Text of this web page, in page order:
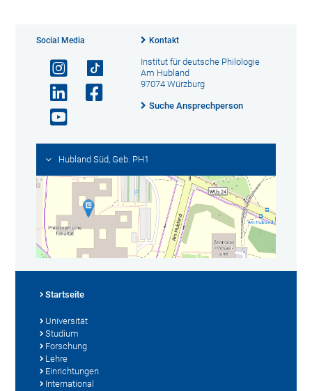
Social Media Kontakt
Institut für deutsche Philologie
Am Hubland
97074 Würzburg
Suche Ansprechperson
Hubland Süd, Geb. PH1
Startseite
Universität
Studium
Forschung
Lehre
Einrichtungen
International